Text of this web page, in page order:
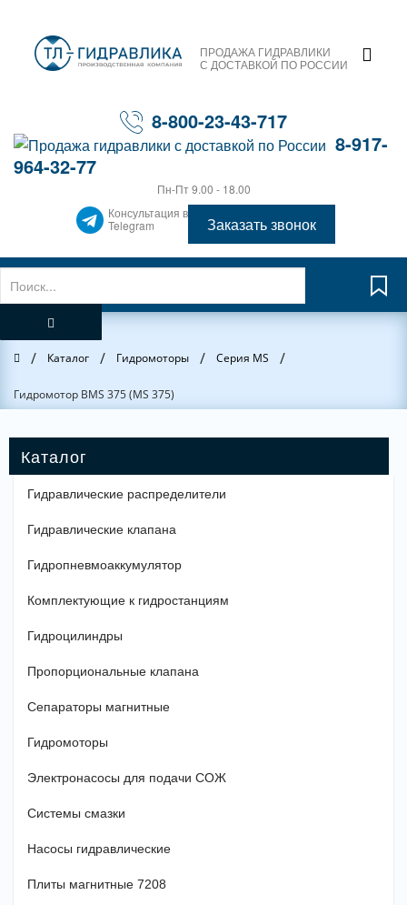
ПРОДАЖА ГИДРАВЛИКИ
С ДОСТАВКОЙ ПО РОССИИ
8-800-23-43-717
8-917-
964-32-77
Пн-Пт 9.00 - 18.00
Консультация в
Telegram
Заказать звонок
Главная
/ Каталог / Гидромоторы / Серия MS /
Гидромотор BMS 375 (MS 375)
Гидравлические распределители
Гидравлические клапана
Гидропневмоаккумулятор
Комплектующие к гидростанциям
Гидроцилиндры
Пропорциональные клапана
Сепараторы магнитные
Гидромоторы
Электронасосы для подачи СОЖ
Системы смазки
Насосы гидравлические
Плиты магнитные 7208